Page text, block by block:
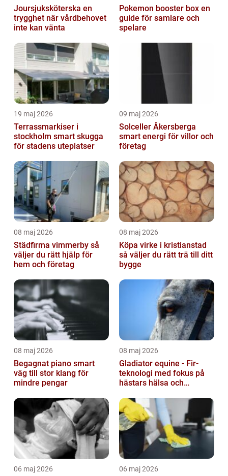
Joursjuksköterska en
trygghet när vårdbehovet
inte kan vänta
Pokemon booster box en
guide för samlare och
spelare
19 maj 2026
Terrassmarkiser i
stockholm smart skugga
för stadens uteplatser
09 maj 2026
Solceller Åkersberga
smart energi för villor och
företag
08 maj 2026
Städfirma vimmerby så
väljer du rätt hjälp för
hem och företag
08 maj 2026
Köpa virke i kristianstad
så väljer du rätt trä till ditt
bygge
08 maj 2026
Begagnat piano smart
väg till stor klang för
mindre pengar
08 maj 2026
Gladiator equine - Fir-
teknologi med fokus på
hästars hälsa och
06 maj 2026 06 maj 2026